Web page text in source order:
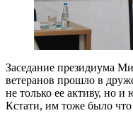
Заседание президиума
ветеранов прошло в
не только ее активу, но
Кстати, им тоже было